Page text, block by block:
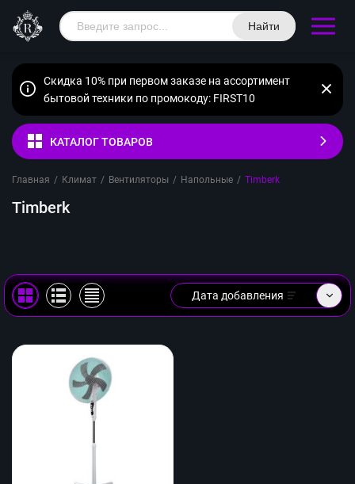
Найти
Скидка 10% при первом заказе на ассортимент
бытовой техники по промокоду: FIRST10
КАТАЛОГ ТОВАРОВ
Главная / Климат / Вентиляторы / Напольные / Timberk
Timberk
Дата добавления